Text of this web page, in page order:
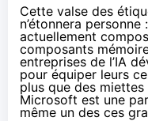
Cette valse des
n’étonnera
actuellement
composants
entreprises de l’IA
pour équiper leurs
plus que des
Microsoft est une
même un des ces